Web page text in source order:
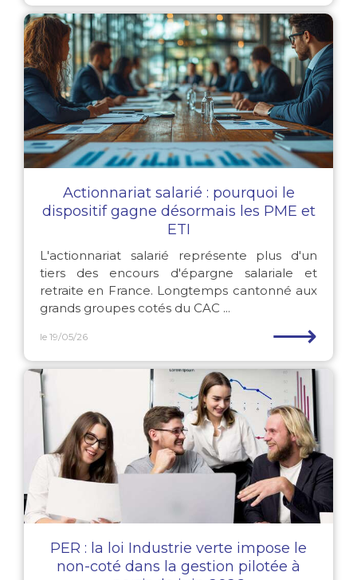
Actionnariat salarié : pourquoi le
dispositif gagne désormais les PME et
ETI
L'actionnariat salarié représente plus d'un
tiers des encours d'épargne salariale et
retraite en France. Longtemps cantonné aux
grands groupes cotés du CAC ...
le 19/05/26 ⟶
PER : la loi Industrie verte impose le
non-coté dans la gestion pilotée à